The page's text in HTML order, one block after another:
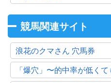
競馬関連サイト
浪花のクマさん 穴馬券
「爆穴」〜的中率が低く